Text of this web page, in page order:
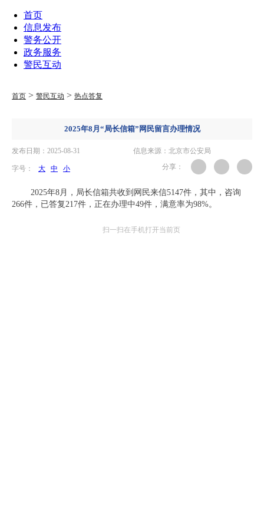
首页
信息发布
警务公开
政务服务
警民互动
首页 > 警民互动 > 热点答复
2025年8月“局长信箱”网民留言办理情况
发布日期：2025-08-31 信息来源：北京市公安局
字号： 大 中 小 分享：
2025年8月，局长信箱共收到网民来信5147件，其中，咨询
266件，已答复217件，正在办理中49件，满意率为98%。
扫一扫在手机打开当前页